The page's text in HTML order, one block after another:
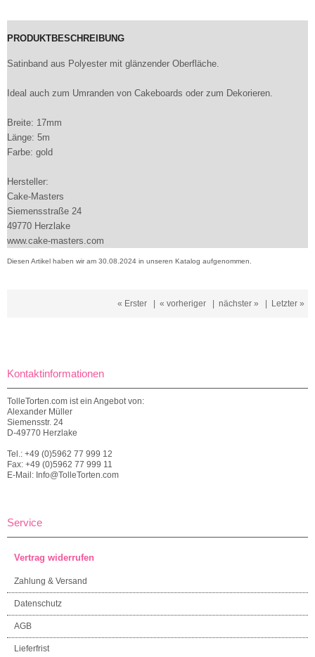
PRODUKTBESCHREIBUNG
Satinband aus Polyester mit glänzender Oberfläche.
Ideal auch zum Umranden von Cakeboards oder zum Dekorieren.
Breite: 17mm
Länge: 5m
Farbe: gold
Hersteller:
Cake-Masters
Siemensstraße 24
49770 Herzlake
www.cake-masters.com
Diesen Artikel haben wir am 30.08.2024 in unseren Katalog aufgenommen.
« Erster « vorheriger nächster » Letzter »
Kontaktinformationen
TolleTorten.com ist ein Angebot von:
Alexander Müller
Siemensstr. 24
D-49770 Herzlake
Tel.: +49 (0)5962 77 999 12
Fax: +49 (0)5962 77 999 11
E-Mail: Info@TolleTorten.com
Service
Vertrag widerrufen
Zahlung & Versand
Datenschutz
AGB
Lieferfrist